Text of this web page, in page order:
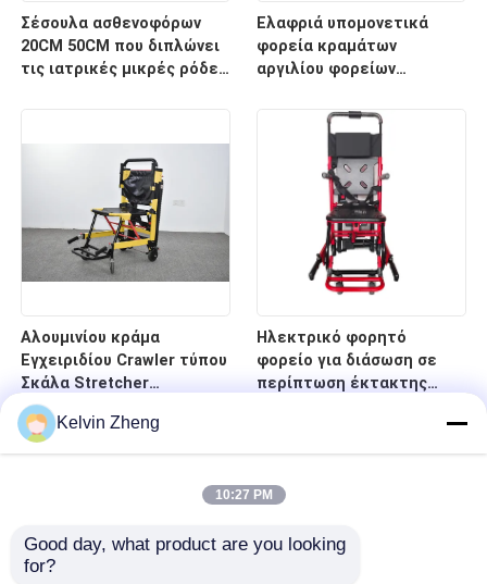
Σέσουλα ασθενοφόρων
20CM 50CM που διπλώνει
τις ιατρικές μικρές ρόδες
Ελαφριά υπομονετικά
φορεία κραμάτων
αργιλίου φορείων
κρεβάτι φορείων
έκτακτης ανάγκης
οπίσθιων στηριγμάτων
Αλουμινίου κράμα
Εγχειριδίου Crawler τύπου
Σκάλα Stretcher
αναδιπλούμενο ελαφρύ
για το νοσοκομείο
μεταφορά ασθενών
Ηλεκτρικό φορητό
φορείο για διάσωση σε
περίπτωση έκτακτης
Kelvin Zheng
10:27 PM
Good day, what product are you looking
for?